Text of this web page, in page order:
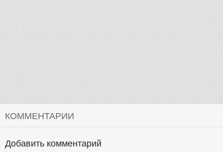
КОММЕНТАРИИ
Добавить комментарий